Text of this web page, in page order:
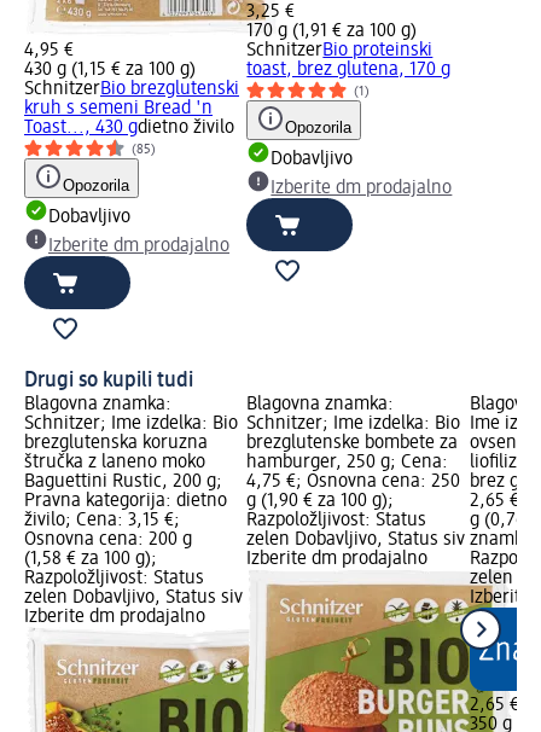
4,95 €
430 g (1,15 € za 100 g)
SchnitzerBio brezglutenski
kruh s semeni Bread 'n
Toast..., 430 gdietno živilo
(85)
Opozorila
Dobavljivo
Izberite dm prodajalno
3,25 €
170 g (1,91 € za 100 g)
SchnitzerBio proteinski
toast, brez glutena, 170 g
(1)
Opozorila
Dobavljivo
Izberite dm prodajalno
Drugi so kupili tudi
Blagovna znamka:
Schnitzer; Ime izdelka: Bio
brezglutenska koruzna
štručka z laneno moko
Baguettini Rustic, 200 g;
Pravna kategorija: dietno
živilo; Cena: 3,15 €;
Osnovna cena: 200 g
(1,58 € za 100 g);
Razpoložljivost: Status
zelen Dobavljivo, Status siv
Izberite dm prodajalno
Blagovna znamka:
Schnitzer; Ime izdelka: Bio
brezglutenske bombete za
hamburger, 250 g; Cena:
4,75 €; Osnovna cena: 250
g (1,90 € za 100 g);
Razpoložljivost: Status
zelen Dobavljivo, Status siv
Izberite dm prodajalno
Ime
ovseni
brez
2,65 €;
g (0,76
znamka
zelen
Izberite
2,65 €
350 g